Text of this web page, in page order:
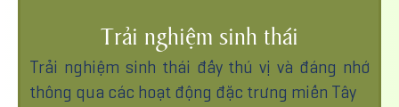
Trải nghiệm sinh thái
Trải nghiệm sinh thái đầy thú vị và đáng nhớ
thông qua các hoạt động đặc trưng miền Tây